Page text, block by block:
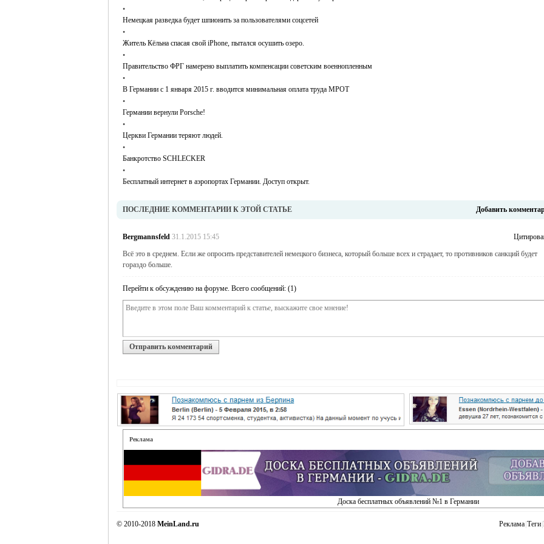
•
Немецкая разведка будет шпионить за пользователями соцсетей
•
Житель Кёльна спасая свой iPhone, пытался осушить озеро.
•
Правительство ФРГ намерено выплатить компенсации советским военнопленным
•
В Германии с 1 января 2015 г. вводится минимальная оплата труда МРОТ
•
Германии вернули Porsche!
•
Церкви Германии теряют людей.
•
Банкротство SCHLECKER
•
Бесплатный интернет в аэропортах Германии. Доступ открыт.
Добавить
ПОСЛЕДНИЕ КОММЕНТАРИИ К ЭТОЙ СТАТЬЕ
Bergmannsfeld 31.1.2015 15:45
Всё это в среднем. Если же опросить представителей немецкого бизнеса, который больше всех и страдает, то противников санкций будет
гораздо больше.
Перейти к обсуждению на форуме. Всего сообщений: (1)
Отправить комментарий
Реклама
Доска бесплатных объявлений №1 в Германии
Реклама Теги
© 2010-2018 MeinLand.ru